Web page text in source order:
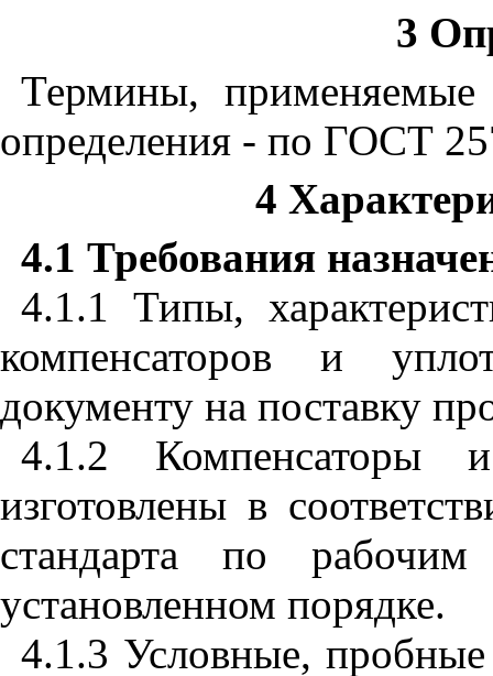
3
Термины,
определения - по ГОСТ
4
4.1 Требования
4.1.1 Типы,
компенсаторов и
документу на поставку
4.1.2 Компенсаторы
изготовлены в
стандарта по
установленном порядке.
4.1.3 Условные,